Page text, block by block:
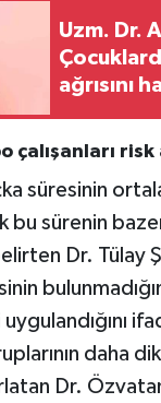
Uzm. Dr.
ağrısını
çalışanları risk
süresinin
bu sürenin
Dr. Tülay
daha
Dr.